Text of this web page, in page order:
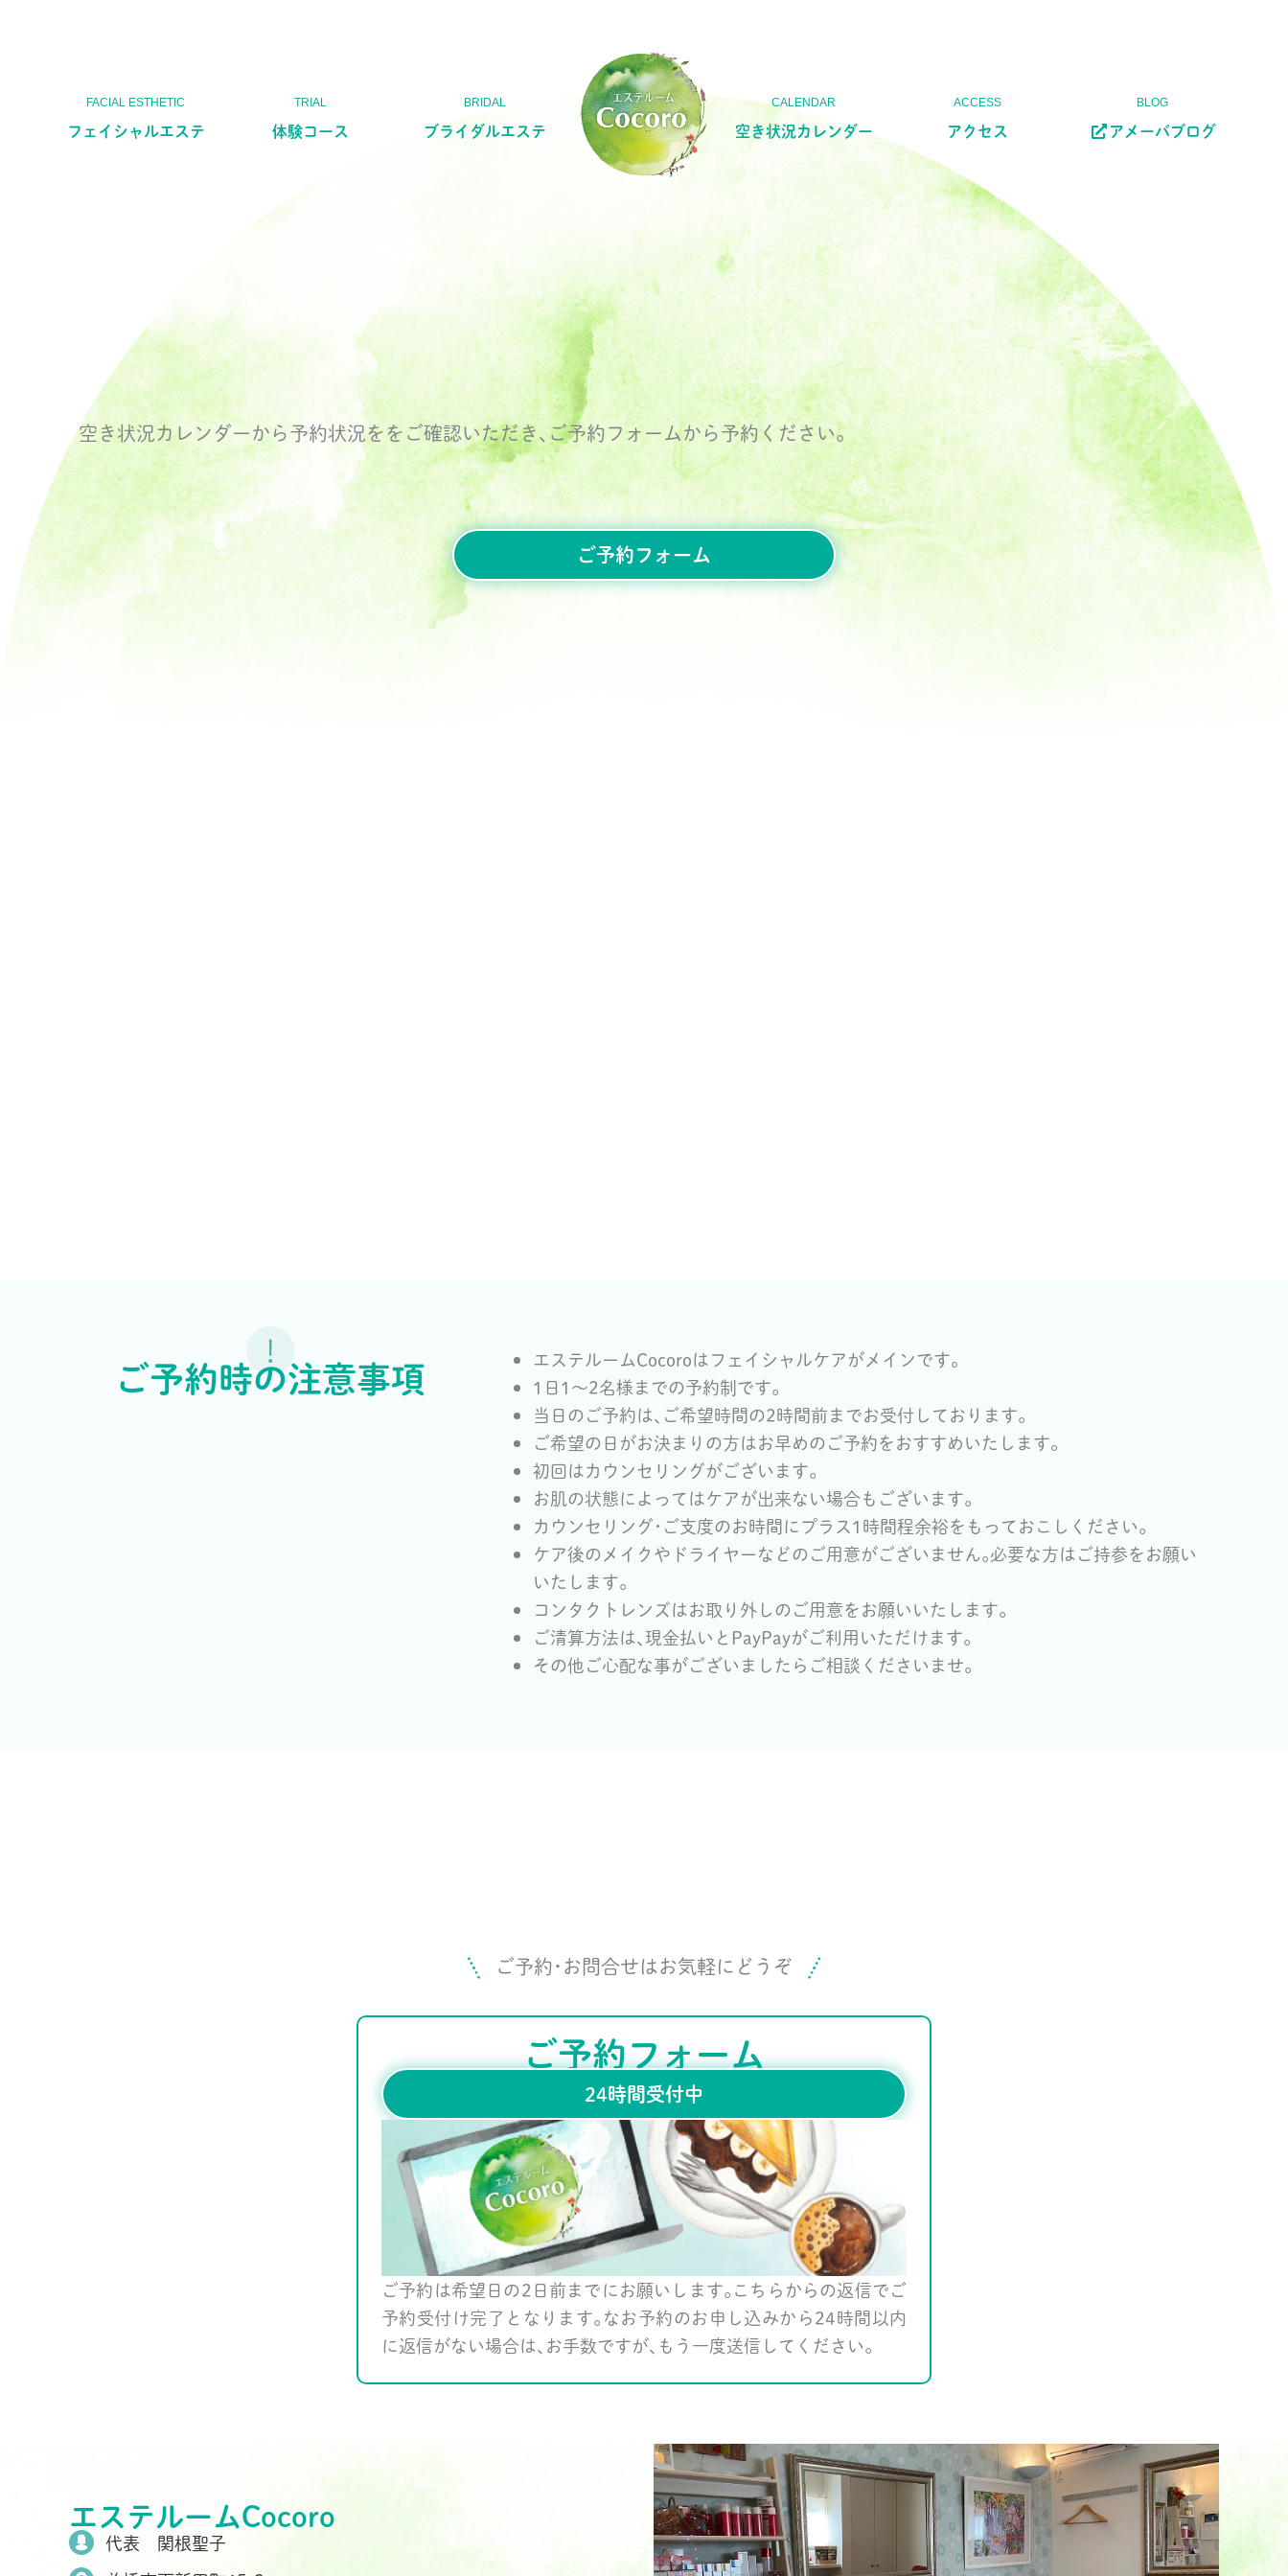
フェイシャルエステ 体験コース ブライダルエステ 空き状況カレンダー アクセス アメーバブログ
空き状況カレンダーから予約状況ををご確認いただき､ご予約フォームから予約ください｡
ご予約フォーム
ご予約時の注意事項
エステルームCocoroはフェイシャルケアがメインです｡
1日1～2名様までの予約制です｡
当日のご予約は､ご希望時間の2時間前までお受付しております｡
ご希望の日がお決まりの方はお早めのご予約をおすすめいたします｡
初回はカウンセリングがございます｡
お肌の状態によってはケアが出来ない場合もございます｡
カウンセリング･ご支度のお時間にプラス1時間程余裕をもっておこしください｡
ケア後のメイクやドライヤーなどのご用意がございません｡必要な方はご持参をお願い
いたします｡
コンタクトレンズはお取り外しのご用意をお願いいたします。
ご清算方法は､現金払いとPayPayがご利用いただけます。
その他ご心配な事がございましたらご相談くださいませ｡
ご予約･お問合せはお気軽にどうぞ
ご予約フォーム
24時間受付中
ご予約は希望日の2日前までにお願いします｡こちらからの返信でご
予約受付け完了となります｡なお予約のお申し込みから24時間以内
に返信がない場合は､お手数ですが､もう一度送信してください。
エステルームCocoro
代表 関根聖子